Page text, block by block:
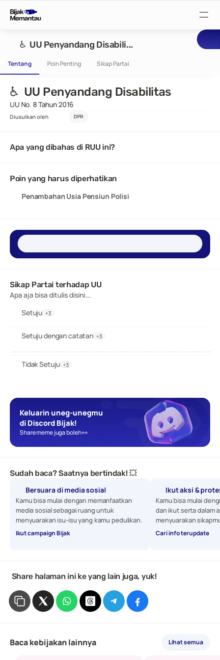
♿  UU Penyandang Disabili...
Tentang Poin Penting Sikap Partai
♿  UU Penyandang Disabilitas
UU No. 8 Tahun 2016
Diusulkan oleh DPR
Apa yang dibahas di RUU ini?
Poin yang harus diperhatikan
Penambahan Usia Pensiun Polisi
Sikap Partai terhadap UU
Apa aja bisa ditulis disini….
Setuju +3
Setuju dengan catatan +3
Tidak Setuju +3
Keluarin uneg-unegmu
di Discord Bijak!
Share meme juga boleh 👀
Sudah baca? Saatnya bertindak! 💥
Bersuara di media sosial
Kamu bisa mulai dengan memanfaatkan
media sosial sebagai ruang untuk
menyuarakan isu-isu yang kamu pedulikan.
Ikut campaign Bijak
Ikut aksi &
Kamu bisa mulai
dan ikut serta dalam
menyuarakan
Cari info terupdate
Share halaman ini ke yang lain juga, yuk!
Baca kebijakan lainnya Lihat semua
Pantau Tuntutan
Pantau RUU
Pantau Rapat
Bijak Wiki